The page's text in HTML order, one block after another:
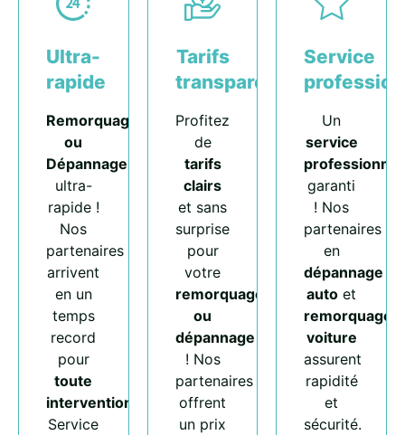
Ultra-
rapide
Remorquage
ou
Dépannage
ultra-
rapide !
Nos
partenaires
arrivent
en un
temps
record
pour
toute
intervention
Service
Tarifs
transparents
Profitez
de
tarifs
clairs
et sans
surprise
pour
votre
remorquage
ou
dépannage
! Nos
partenaires
offrent
un prix
Service
Un
service
professionnel
garanti
! Nos
partenaires
en
dépannage
auto et
remorquage
voiture
assurent
rapidité
et
sécurité.